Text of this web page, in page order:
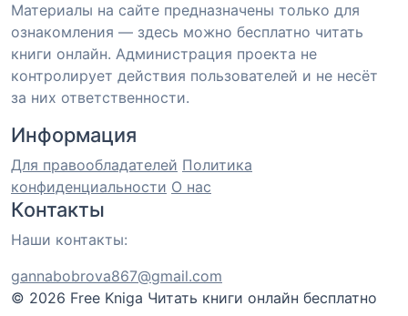
Материалы на сайте предназначены только для
ознакомления — здесь можно бесплатно читать
книги онлайн. Администрация проекта не
контролирует действия пользователей и не несёт
за них ответственности.
Информация
Для правообладателей Политика
конфиденциальности О нас
Контакты
Наши контакты:
gannabobrova867@gmail.com
© 2026 Free Kniga Читать книги онлайн бесплатно